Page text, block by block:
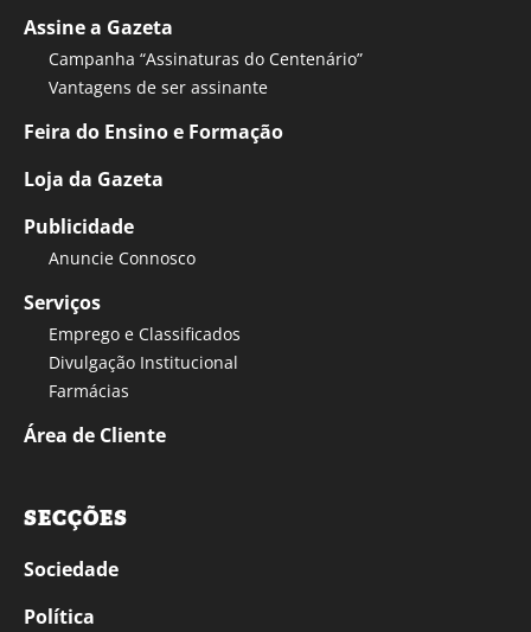
Assine a Gazeta
Campanha “Assinaturas do Centenário”
Vantagens de ser assinante
Feira do Ensino e Formação
Loja da Gazeta
Publicidade
Anuncie Connosco
Serviços
Emprego e Classificados
Divulgação Institucional
Farmácias
Área de Cliente
SECÇÕES
Sociedade
Política